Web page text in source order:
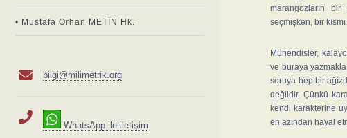
marangozların
seçmişken, bir
Mühendisler,
ve buraya
soruya hep bir
değildir. Çünkü
kendi karakterine
en azından hayal
• Mustafa Orhan METİN Hk.
bilgi@milimetrik.org
WhatsApp ile iletişim